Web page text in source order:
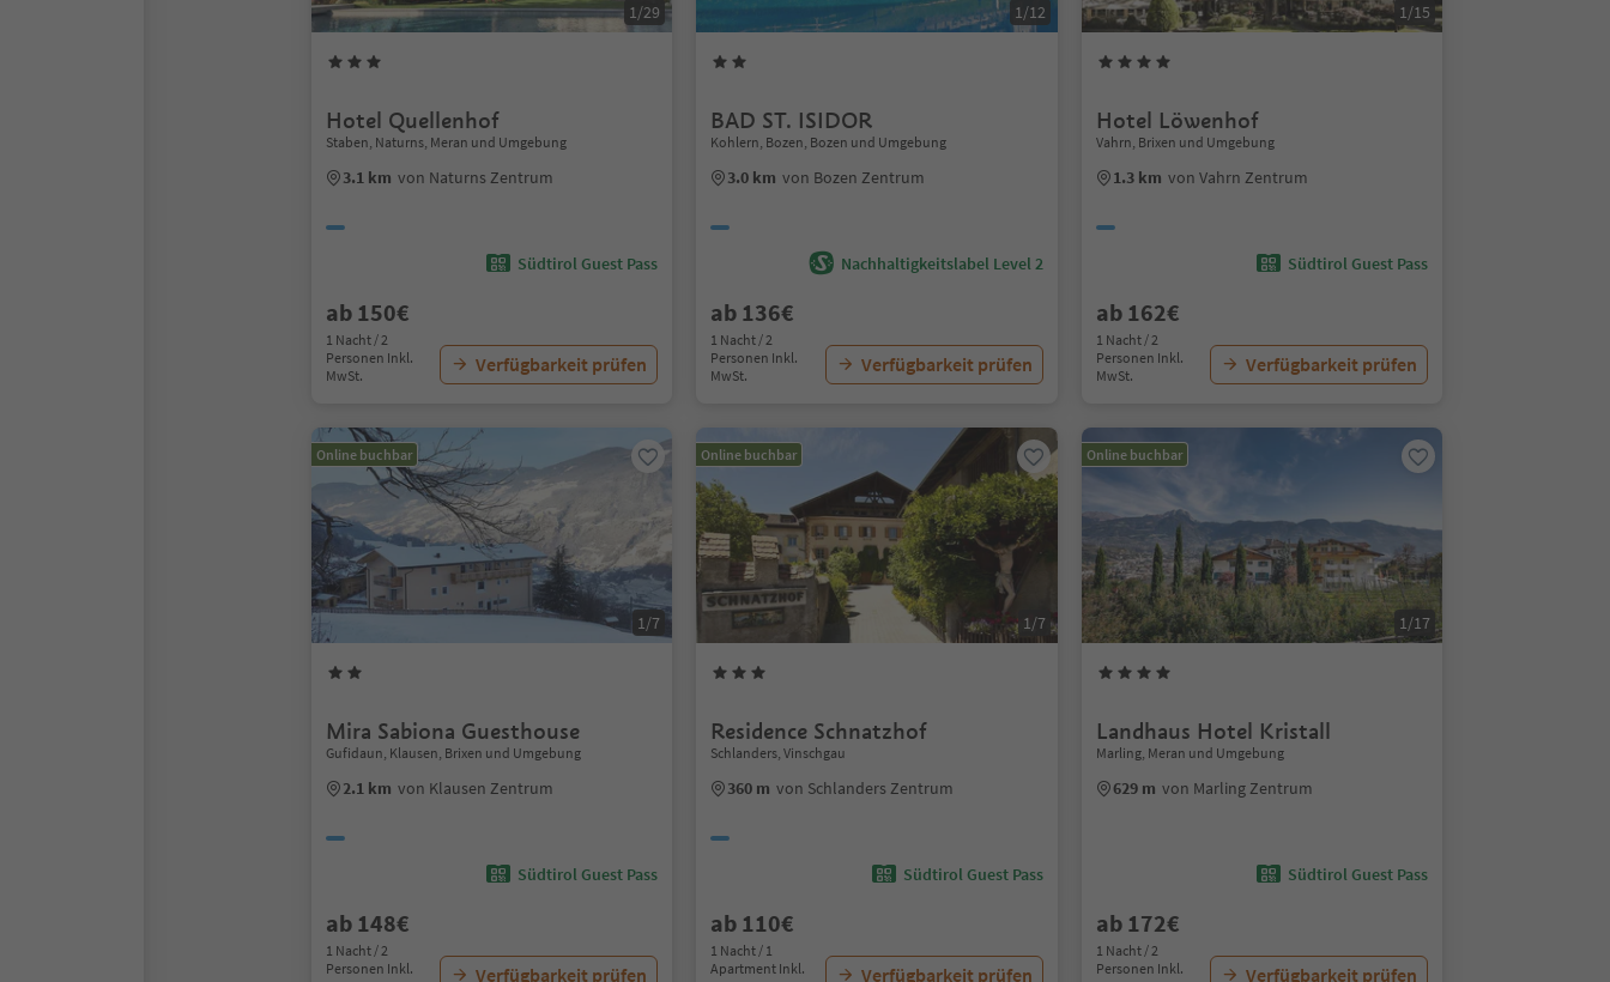
1/29
Hotel Quellenhof
Staben, Naturns, Meran und Umgebung
3.1 km von Naturns Zentrum
Südtirol Guest Pass
ab 150€
1 Nacht / 2
Personen Inkl.
MwSt.
Verfügbarkeit prüfen
1/12
BAD ST. ISIDOR
Kohlern, Bozen, Bozen und Umgebung
3.0 km von Bozen Zentrum
Nachhaltigkeitslabel Level 2
ab 136€
1 Nacht / 2
Personen Inkl.
MwSt.
Verfügbarkeit prüfen
1/15
Hotel Löwenhof
Vahrn, Brixen und Umgebung
1.3 km von Vahrn Zentrum
Südtirol Guest Pass
ab 162€
1 Nacht / 2
Personen Inkl.
MwSt.
Verfügbarkeit prüfen
Online buchbar
1/7
Mira Sabiona Guesthouse
Gufidaun, Klausen, Brixen und Umgebung
2.1 km von Klausen Zentrum
Südtirol Guest Pass
ab 148€
1 Nacht / 2
Personen Inkl.
Verfügbarkeit prüfen
Online buchbar
1/7
Residence Schnatzhof
Schlanders, Vinschgau
360 m von Schlanders Zentrum
Südtirol Guest Pass
ab 110€
1 Nacht / 1
Apartment Inkl.
Verfügbarkeit prüfen
Online buchbar
1/17
Landhaus Hotel Kristall
Marling, Meran und Umgebung
629 m von Marling Zentrum
Südtirol Guest Pass
ab 172€
1 Nacht / 2
Personen Inkl.
Verfügbarkeit prüfen